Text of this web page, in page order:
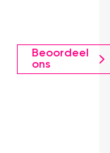
Beoordeel
ons